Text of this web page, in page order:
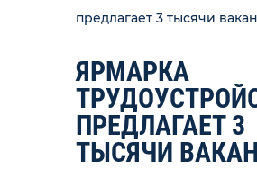
предлагает 3 тысячи
ЯРМАРКА
ПРЕДЛАГАЕТ 3
ТЫСЯЧИ